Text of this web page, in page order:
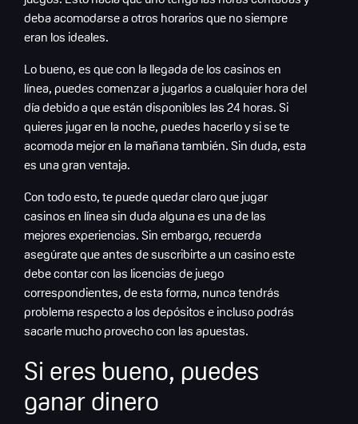
deba acomodarse a otros horarios que no siempre
eran los ideales.
Lo bueno, es que con la llegada de los casinos en
línea, puedes comenzar a jugarlos a cualquier hora del
día debido a que están disponibles las 24 horas. Si
quieres jugar en la noche, puedes hacerlo y si se te
acomoda mejor en la mañana también. Sin duda, esta
es una gran ventaja.
Con todo esto, te puede quedar claro que jugar
casinos en línea sin duda alguna es una de las
mejores experiencias. Sin embargo, recuerda
asegúrate que antes de suscribirte a un casino este
debe contar con las licencias de juego
correspondientes, de esta forma, nunca tendrás
problema respecto a los depósitos e incluso podrás
sacarle mucho provecho con las apuestas.
Si eres bueno, puedes
ganar dinero